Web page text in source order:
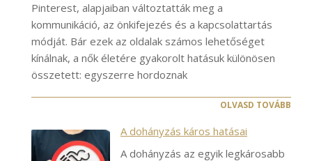
Pinterest, alapjaiban változtatták meg a
kommunikáció, az önkifejezés és a kapcsolattartás
módját. Bár ezek az oldalak számos lehetőséget
kínálnak, a nők életére gyakorolt hatásuk különösen
összetett: egyszerre hordoznak
OLVASD TOVÁBB
A dohányzás káros hatásai
A dohányzás az egyik legkárosabb